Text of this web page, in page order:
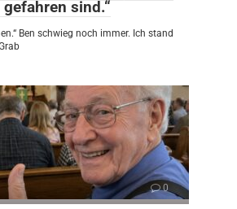
sind.“
Ben schwieg noch immer. Ich stand
0